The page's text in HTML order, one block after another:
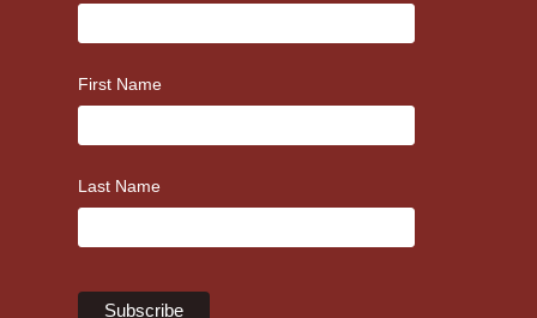
First Name
Last Name